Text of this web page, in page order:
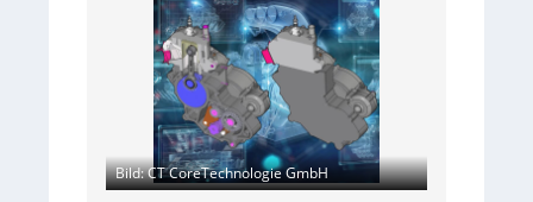
Bild: CT CoreTechnologie GmbH